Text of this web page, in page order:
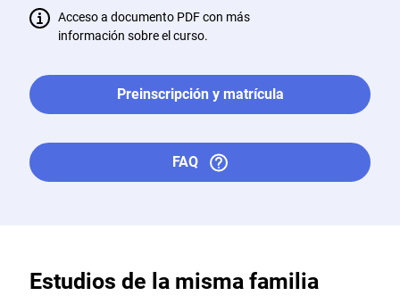
Acceso a documento PDF con más
información sobre el curso.
Preinscripción y matrícula
FAQ
Estudios de la misma familia